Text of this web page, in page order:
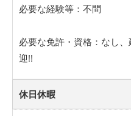
必要な経験等：不問
必要な免許・資格：なし
迎!!
休日休暇